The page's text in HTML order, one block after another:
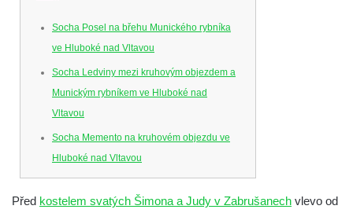
Socha Posel na břehu Munického rybníka
ve Hluboké nad Vltavou
Socha Ledviny mezi kruhovým objezdem a
Munickým rybníkem ve Hluboké nad
Vltavou
Socha Memento na kruhovém objezdu ve
Hluboké nad Vltavou
Socha Chalikotérium v ZOO Hluboká
Socha Smilodon v ZOO Hluboká
Před kostelem svatých Šimona a Judy v Zabrušanech vlevo od